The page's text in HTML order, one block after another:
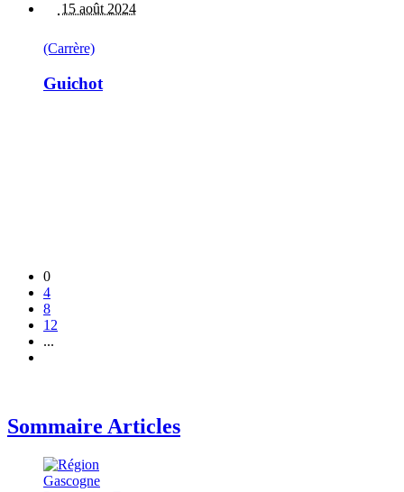
15 août 2024
(Carrère)
Guichot
0
4
8
12
...
Sommaire Articles